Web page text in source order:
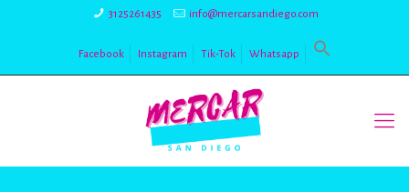
3125261435 info@mercarsandiego.com
Facebook Instagram Tik-Tok Whatsapp